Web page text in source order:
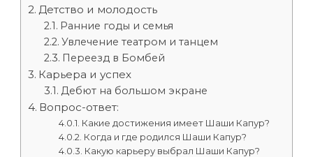
Детство и молодость
Ранние годы и семья
Увлечение театром и танцем
Переезд в Бомбей
Карьера и успех
Дебют на большом экране
Вопрос-ответ:
Какие достижения имеет Шаши Капур?
Когда и где родился Шаши Капур?
Какую карьеру выбрал Шаши Капур?